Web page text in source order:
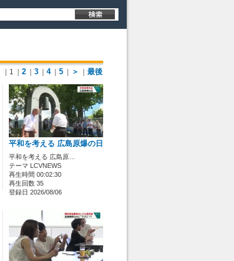
｜1 2 3 4 5 ＞ 最後
平和を考える 広島原爆の日
平和を考える 広島原…
テーマ LCVNEWS
再生時間 00:02:30
再生回数 35
登録日 2026/08/06